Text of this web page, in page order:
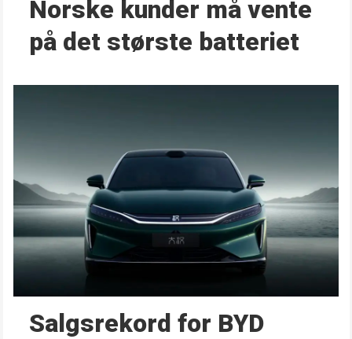
Norske kunder må vente
på det største batteriet
Salgsrekord for BYD